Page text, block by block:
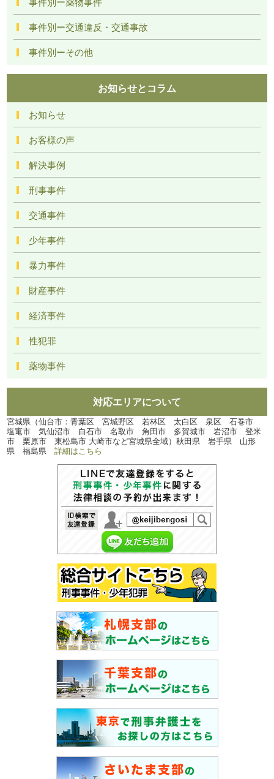
事件別ー交通違反・交通事故
事件別ーその他
お知らせとコラム
お知らせ
お客様の声
解決事例
刑事事件
交通事件
少年事件
暴力事件
財産事件
経済事件
性犯罪
薬物事件
対応エリアについて
宮城県（仙台市：青葉区 宮城野区 若林区 太白区 泉区 石巻市
塩竃市 気仙沼市 白石市 名取市 角田市 多賀城市 岩沼市 登米
市 栗原市 東松島市 大崎市など宮城県全域）秋田県 岩手県 山形
県 福島県詳細はこちら